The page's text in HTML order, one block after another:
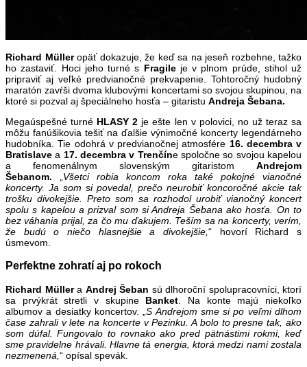
Richard Mülleropäť dokazuje, že keď sa na jeseň rozbehne, tažko
ho zastaviť. Hoci jeho turné s Fragileje v plnom prúde, stihol už
pripraviť aj veľké predvianočné prekvapenie. Tohtoročný hudobný
maratón zavŕši dvoma klubovými koncertami so svojou skupinou, na
ktoré si pozval aj špeciálneho hosťa – gitaristu Andreja Šebana.
Megaúspešné turné HLASY 2 je ešte len v polovici, no už teraz sa
môžu fanúšikovia tešiť na ďalšie výnimočné koncerty legendárneho
hudobníka. Tie odohrá v predvianočnej atmosfére 16. decembra v
Bratislave a 17. decembra v Trenčíne spoločne so svojou kapelou
a fenomenálnym slovenským gitaristom Andrejom
Šebanom.
Všetci robia koncom roka také pokojné vianočné
koncerty. Ja som si povedal, prečo neurobiť koncoročné akcie tak
trošku divokejšie. Preto som sa rozhodol urobiť vianočný koncert
spolu s kapelou a prizval som si Andreja Šebana ako hosťa. On to
bez váhania prijal, za čo mu ďakujem. Teším sa na koncerty, verím,
že budú o niečo hlasnejšie a divokejšie, “ hovorí Richard s
úsmevom.
Perfektne zohratí aj po rokoch
Richard Müllera Andrej Šeban sú dlhoroční spolupracovníci, ktorí
sa prvýkrát stretli v skupine Banket . Na konte majú niekoľko
albumov a desiatky koncertov. „S Andrejom sme si po veľmi dlhom
čase zahrali v lete na koncerte v Pezinku. A bolo to presne tak, ako
som dúfal. Fungovalo to rovnako ako pred pätnástimi rokmi, keď
sme pravidelne hrávali. Hlavne tá energia, ktorá medzi nami zostala
nezmenená, “ opísal spevák.